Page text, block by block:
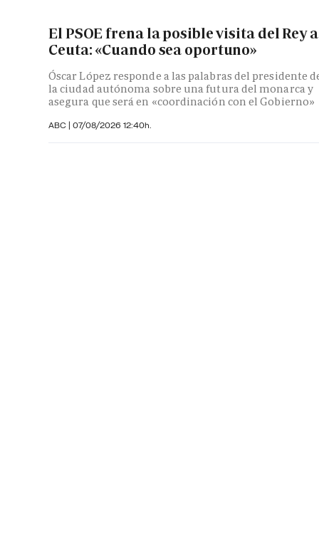
El PSOE frena la posible visita del Rey a
Ceuta: «Cuando sea oportuno»
Óscar López responde a las palabras del presidente
la ciudad autónoma sobre una futura del monarca y
asegura que será en «coordinación con el Gobierno»
ABC | 07/08/2026 12:40h.